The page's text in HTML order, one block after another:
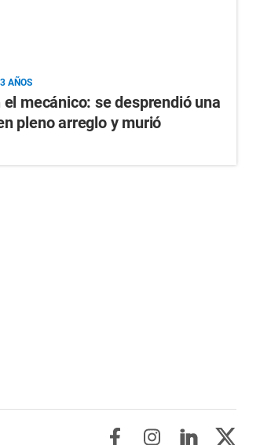
AÑOS
el mecánico: se desprendió una
pleno arreglo y murió